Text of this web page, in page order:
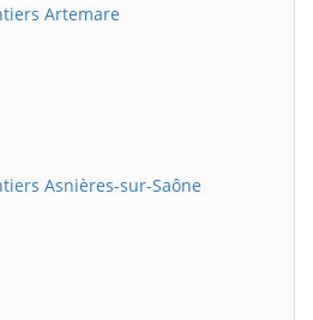
Artemare
Asnières-sur-Saône